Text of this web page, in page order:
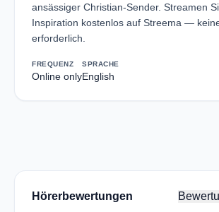
ansässiger Christian-Sender. Streamen
Inspiration kostenlos auf Streema —
erforderlich.
FREQUENZ
Online only
SPRACHE
English
Hörerbewertungen